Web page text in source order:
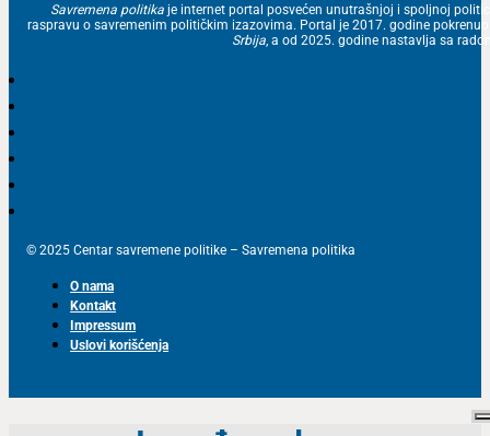
Savremena politika je internet portal posvećen unutrašnjoj i spoljnoj
raspravu o savremenim političkim izazovima. Portal je 2017. godine
Srbija , a od 2025. godine nastavlja sa
© 2025 Centar savremene politike – Savremena politika
O nama
Kontakt
Impressum
Uslovi korišćenja